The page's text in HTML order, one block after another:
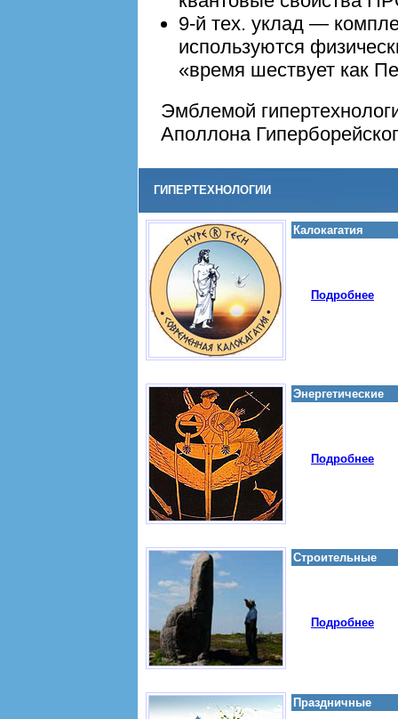
9-й тех. уклад —
используются
«время шествует как
Эмблемой
Аполлона
ГИПЕРТЕХНОЛОГИИ
Калокагатия
Подробнее
Энергетические
Подробнее
Строительные
Подробнее
Праздничные